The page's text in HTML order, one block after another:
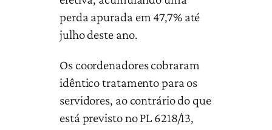
perda apurada em 47,7% até
julho deste ano.
Os coordenadores cobraram
idêntico tratamento para os
servidores, ao contrário do que
está previsto no PL 6218/13,